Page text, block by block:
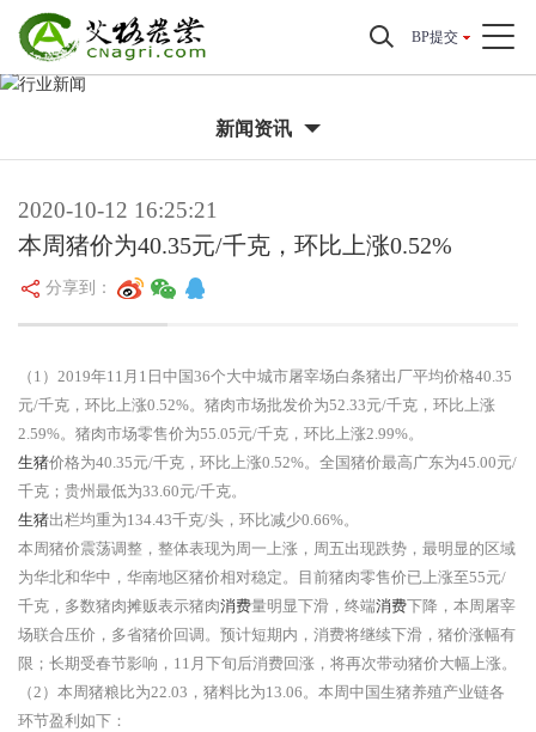
BP提交
新闻资讯
2020-10-12 16:25:21
本周猪价为40.35元/千克，环比上涨0.52%
分享到：
（1）2019年11月1日中国36个大中城市屠宰场白条猪出厂平均价格40.35
元/千克，环比上涨0.52%。猪肉市场批发价为52.33元/千克，环比上涨
2.59%。猪肉市场零售价为55.05元/千克，环比上涨2.99%。
生猪价格为40.35元/千克，环比上涨0.52%。全国猪价最高广东为45.00元/
千克；贵州最低为33.60元/千克。
生猪出栏均重为134.43千克/头，环比减少0.66%。
本周猪价震荡调整，整体表现为周一上涨，周五出现跌势，最明显的区域
为华北和华中，华南地区猪价相对稳定。目前猪肉零售价已上涨至55元/
千克，多数猪肉摊贩表示猪肉消费量明显下滑，终端消费下降，本周屠宰
场联合压价，多省猪价回调。预计短期内，消费将继续下滑，猪价涨幅有
限；长期受春节影响，11月下旬后消费回涨，将再次带动猪价大幅上涨。
（2）本周猪粮比为22.03，猪料比为13.06。本周中国生猪养殖产业链各
环节盈利如下：